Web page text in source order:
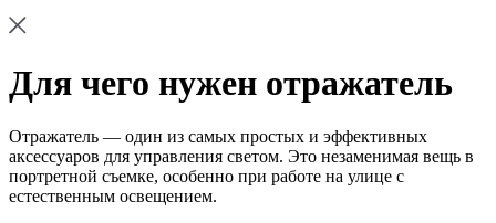
Для чего нужен отражатель
Отражатель — один из самых простых и эффективных
аксессуаров для управления светом. Это незаменимая вещь в
портретной съемке, особенно при работе на улице с
естественным освещением.